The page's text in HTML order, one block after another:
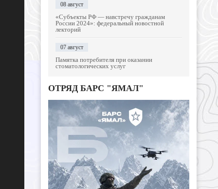
08 август
«Субъекты РФ — навстречу гражданам
России 2024»: федеральный новостной
лекторий
07 август
Памятка потребителя при оказании
стоматологических услуг
ОТРЯД БАРС "ЯМАЛ"